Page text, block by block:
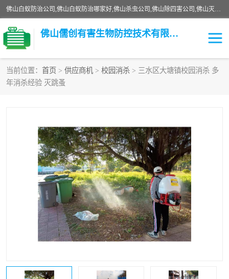
佛山白蚁防治公司,佛山白蚁防治哪家好,佛山杀虫公司,佛山除四害公司,佛山灭白蚁公司,佛山白蚁防治佛山儒创有害生物防治有限公司是一家佛山杀虫公司、佛山除四害公司、佛山灭白蚁公司、佛山白蚁防治公司，让您远离虫害困扰。要问佛山白蚁防治哪家好？佛山儒创有害生物防治有限公司全佛山、广州，正规公司，上门勘查，可靠，售后有保障。
佛山儒创有害生物防控技术有限公司
当前位置： 首页 > 供应商机 > 校园消杀 > 三水区大塘镇校园消杀 多
年消杀经验 灭跳蚤
白蚁消杀
除四害 食堂消杀
校园消杀 园区消杀
害虫防治